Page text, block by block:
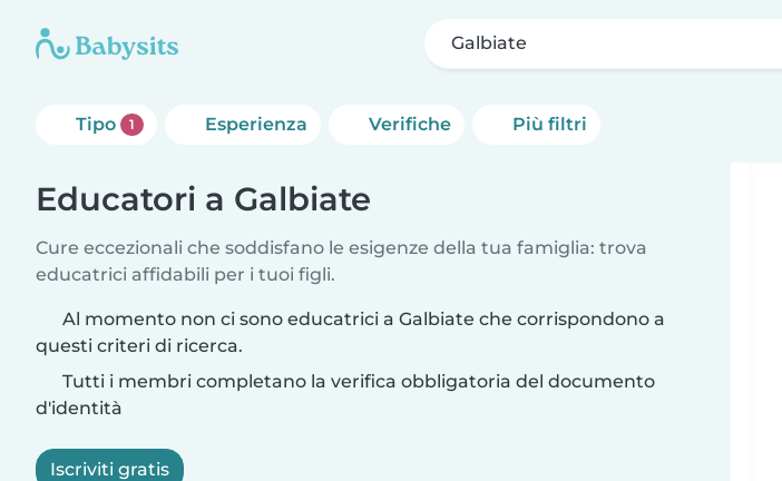
Galbiate
Tipo 1 Esperienza Verifiche Più filtri
Educatori a Galbiate
Cure eccezionali che soddisfano le esigenze della tua famiglia: trova
educatrici affidabili per i tuoi figli.
Al momento non ci sono educatrici a Galbiate che corrispondono a
questi criteri di ricerca.
Tutti i membri completano la verifica obbligatoria del documento
d'identità
Iscriviti gratis